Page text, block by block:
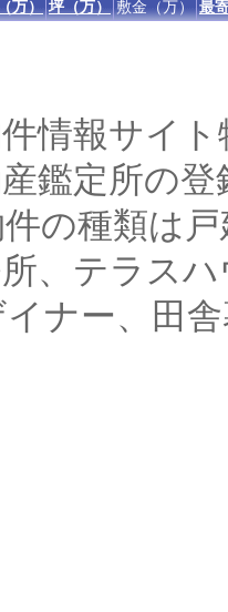
万） 坪（万） 敷金（万） 最
情報サイト
鑑定所の
の種類は
、テラス
ナー、田